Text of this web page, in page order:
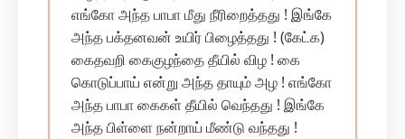
எங்கோ அந்த பாபா மீது நீரிறைத்தது ! இங்கே
அந்த பக்தனவன் உயிர் பிழைத்தது ! (கேட்க)
கைதவறி கைகுழந்தை தீயில் விழ ! கை
கொடுப்பாய் என்று அந்த தாயும் அழ ! எங்கோ
அந்த பாபா கைகள் தீயில் வெந்தது ! இங்கே
அந்த பிள்ளை நன்றாய் மீண்டு வந்தது !